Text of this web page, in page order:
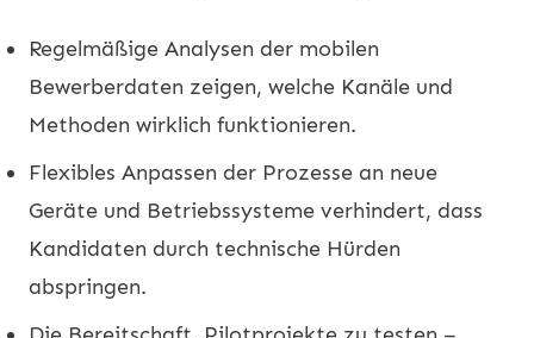
Regelmäßige Analysen der mobilen
Bewerberdaten zeigen, welche Kanäle und
Methoden wirklich funktionieren.
Flexibles Anpassen der Prozesse an neue
Geräte und Betriebssysteme verhindert, dass
Kandidaten durch technische Hürden
abspringen.